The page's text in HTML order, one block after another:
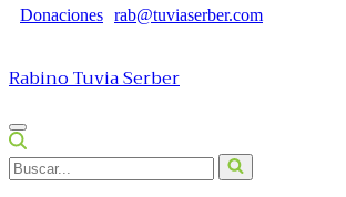
Donaciones rab@tuviaserber.com
Rabino Tuvia Serber
Menú
de
navegación
Buscar...